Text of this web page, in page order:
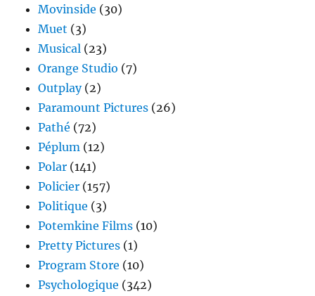
Movinside (30)
Muet (3)
Musical (23)
Orange Studio (7)
Outplay(2)
Paramount Pictures (26)
Pathé (72)
Péplum (12)
Polar (141)
Policier (157)
Politique (3)
Potemkine Films (10)
Pretty Pictures (1)
Program Store (10)
Psychologique (342)